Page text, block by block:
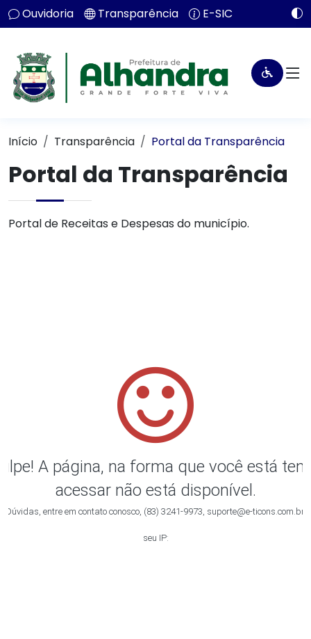
Ouvidoria Transparência E-SIC
Início Transparência Portal da Transparência
Portal da Transparência
Portal de Receitas e Despesas do município.